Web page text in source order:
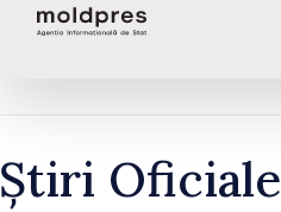
Știri Oficiale